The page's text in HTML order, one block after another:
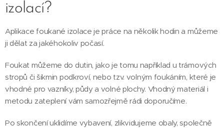
izolací?
Aplikace foukané izolace je práce na několik hodin a můžeme
ji dělat za jakéhokoliv počasí.
Foukat můžeme do dutin, jako je tomu například u trámových
stropů či šikmin podkroví, nebo tzv. volným foukáním, které je
vhodné pro vazníky, půdy a volné plochy. Vhodný materiál i
metodu zateplení vám samozřejmě rádi doporučíme.
Po skončení uklidíme vybavení, zlikvidujeme obaly, společně